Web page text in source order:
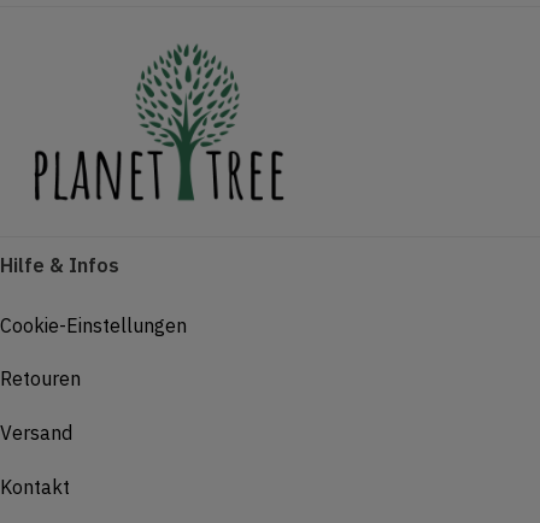
Hilfe & Infos
Cookie-Einstellungen
Retouren
Versand
Kontakt